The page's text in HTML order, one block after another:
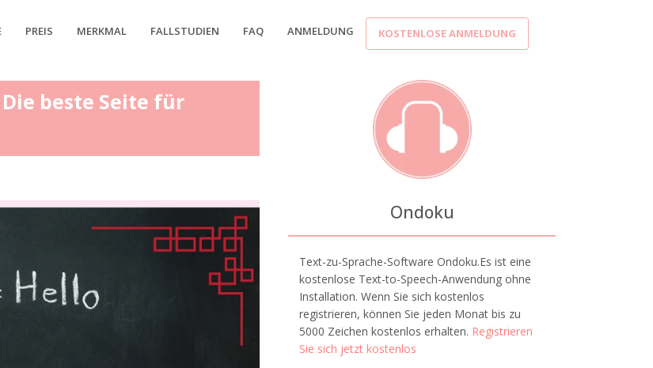
PREIS MERKMAL FALLSTUDIEN FAQ ANMELDUNG KOSTENLOSE ANMELDUNG
beste Seite für
Ondoku
Text-zu-Sprache-Software Ondoku.Es ist eine
kostenlose Text-to-Speech-Anwendung ohne
Installation. Wenn Sie sich kostenlos
registrieren, können Sie jeden Monat bis zu
5000 Zeichen kostenlos erhalten. Registrieren
Sie sich jetzt kostenlos